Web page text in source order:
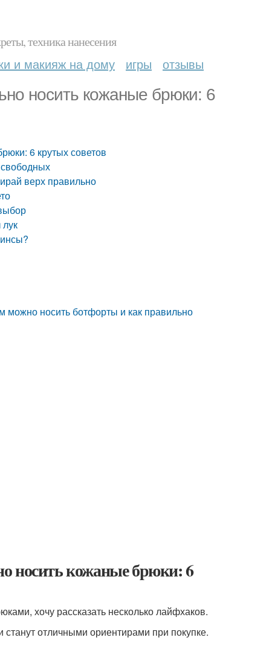
техника нанесения
и макияж на дому игры отзывы
носить кожаные брюки: 6
6 крутых советов
верх правильно
носить ботфорты и как правильно
носить кожаные брюки: 6
хочу рассказать несколько лайфхаков.
станут отличными ориентирами при покупке.